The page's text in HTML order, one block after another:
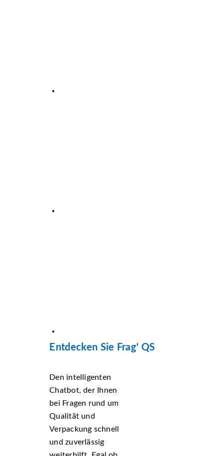
Entdecken Sie Frag' QS
Den intelligenten
Chatbot, der Ihnen
bei Fragen rund um
Qualität und
Verpackung schnell
und zuverlässig